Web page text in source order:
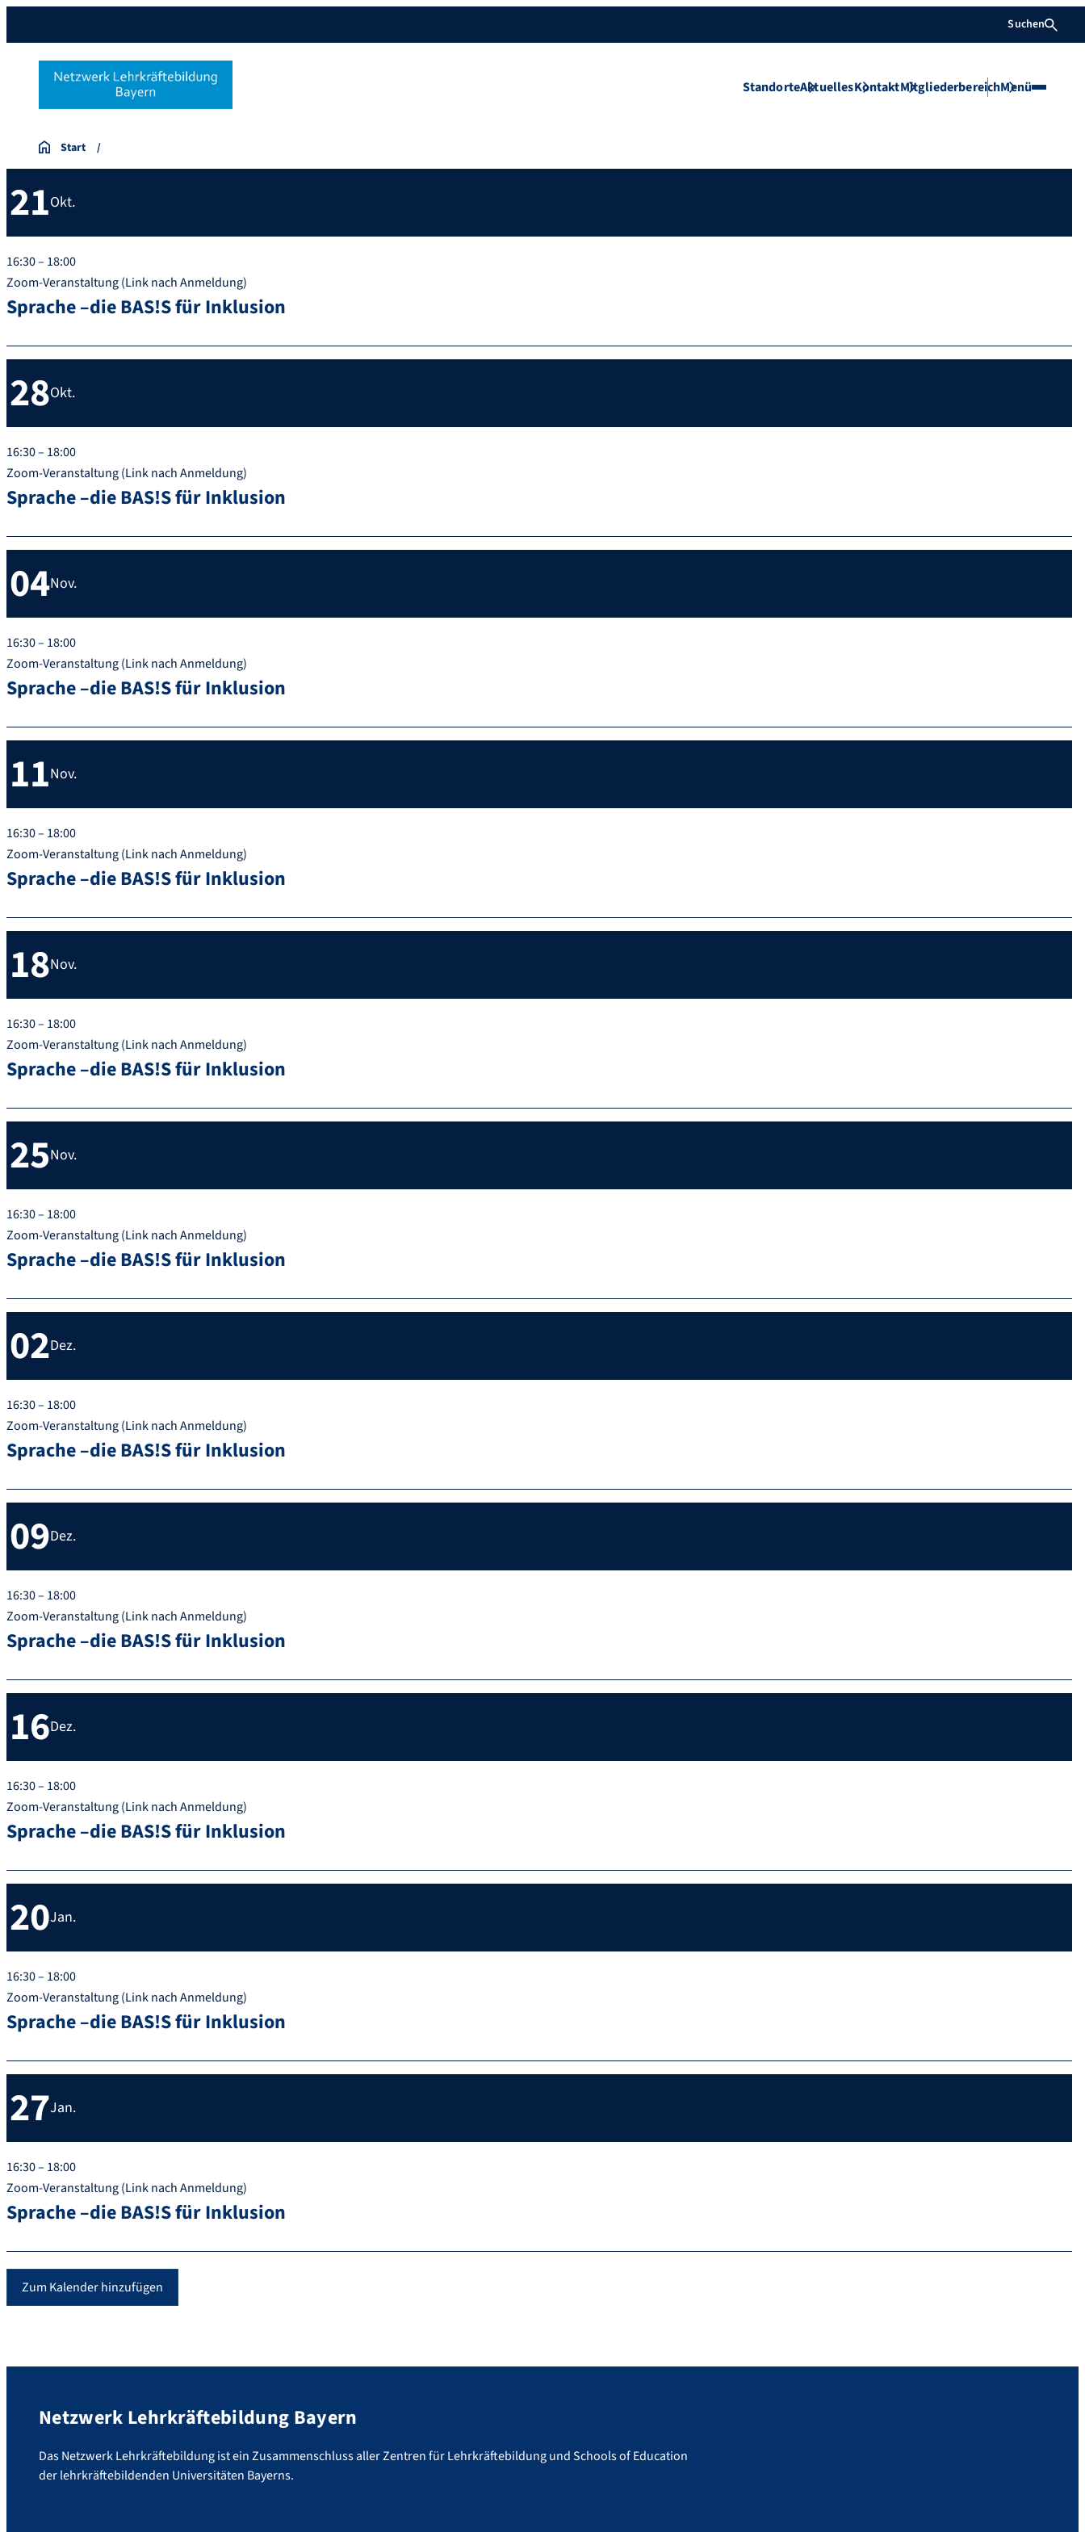
Suchen
StandorteAktuellesKontaktMitgliederbereichMenü
Start
21Okt.
16:30 – 18:00
Sprache –die BAS!S für Inklusion
Zoom-Veranstaltung (Link nach Anmeldung)
28Okt.
16:30 – 18:00
Sprache –die BAS!S für Inklusion
Zoom-Veranstaltung (Link nach Anmeldung)
04Nov.
16:30 – 18:00
Sprache –die BAS!S für Inklusion
Zoom-Veranstaltung (Link nach Anmeldung)
11Nov.
16:30 – 18:00
Sprache –die BAS!S für Inklusion
Zoom-Veranstaltung (Link nach Anmeldung)
18Nov.
16:30 – 18:00
Sprache –die BAS!S für Inklusion
Zoom-Veranstaltung (Link nach Anmeldung)
25Nov.
16:30 – 18:00
Sprache –die BAS!S für Inklusion
Zoom-Veranstaltung (Link nach Anmeldung)
02Dez.
16:30 – 18:00
Sprache –die BAS!S für Inklusion
Zoom-Veranstaltung (Link nach Anmeldung)
09Dez.
16:30 – 18:00
Sprache –die BAS!S für Inklusion
Zoom-Veranstaltung (Link nach Anmeldung)
16Dez.
16:30 – 18:00
Sprache –die BAS!S für Inklusion
Zoom-Veranstaltung (Link nach Anmeldung)
20Jan.
16:30 – 18:00
Sprache –die BAS!S für Inklusion
Zoom-Veranstaltung (Link nach Anmeldung)
27Jan.
16:30 – 18:00
Sprache –die BAS!S für Inklusion
Zoom-Veranstaltung (Link nach Anmeldung)
Zum Kalender hinzufügen
Netzwerk Lehrkräftebildung Bayern
Das Netzwerk Lehrkräftebildung ist ein Zusammenschluss aller Zentren für Lehrkräftebildung und Schools of Education
der lehrkräftebildenden Universitäten Bayerns.